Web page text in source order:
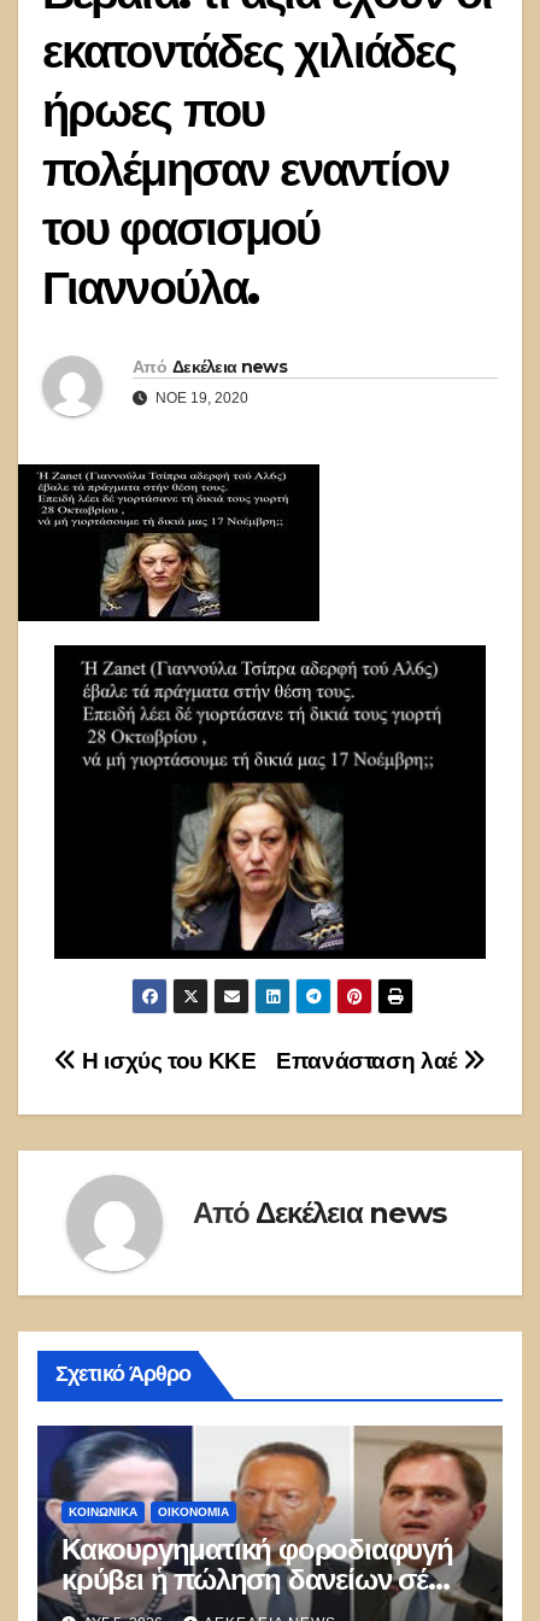
εκατοντάδες χιλιάδες
ήρωες που
πολέμησαν εναντίον
του φασισμού
Γιαννούλα.
Από Δεκέλεια news
ΝΟΈ 19, 2020
Πλοήγηση
άρθρων
Επανάσταση λαέ
Η ισχύς του ΚΚΕ
Από Δεκέλεια news
Σχετικό Άρθρο
ΚΟΙΝΩΝΙΚΑ ΟΙΚΟΝΟΜΙΑ
Κακουργηματική φοροδιαφυγή
κρύβει ἡ πώληση δανείων σέ
funds